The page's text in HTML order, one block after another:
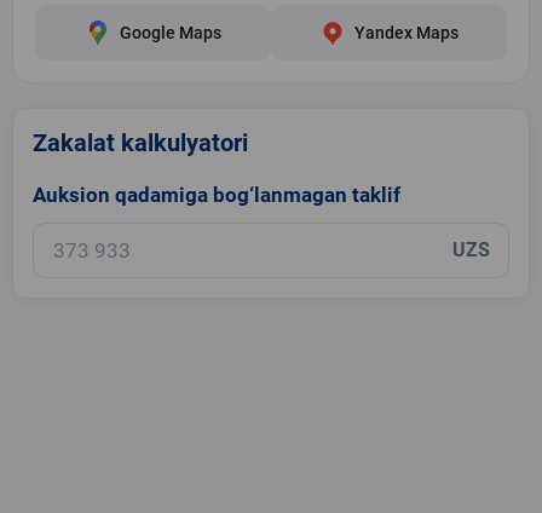
Google Maps Yandex Maps
Zakalat kalkulyatori
Auksion qadamiga bog‘lanmagan taklif
UZS